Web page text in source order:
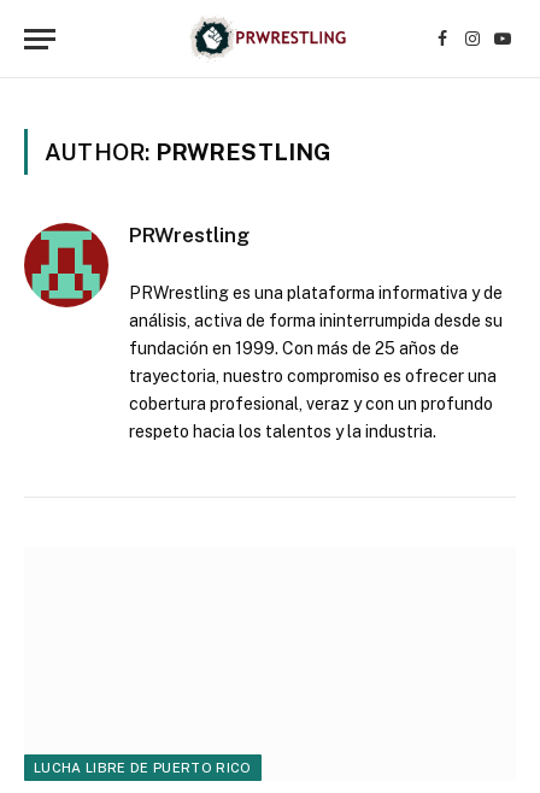
Facebook
AUTHOR: PRWRESTLING
PRWrestling
PRWrestling es una plataforma informativa y de
análisis, activa de forma ininterrumpida desde su
fundación en 1999. Con más de 25 años de
trayectoria, nuestro compromiso es ofrecer una
cobertura profesional, veraz y con un profundo
respeto hacia los talentos y la industria.
LUCHA LIBRE DE PUERTO RICO